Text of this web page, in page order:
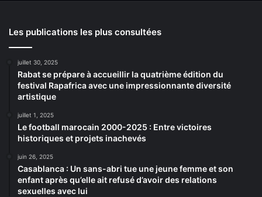
Les publications les plus consultées
juillet 30, 2025
Rabat se prépare à accueillir la quatrième édition du
festival Rapafrica avec une impressionnante diversité
artistique
juillet 1, 2025
Le football marocain 2000-2025 : Entre victoires
historiques et projets inachevés
juin 26, 2025
Casablanca : Un sans-abri tue une jeune femme et son
enfant après qu’elle ait refusé d’avoir des relations
sexuelles avec lui